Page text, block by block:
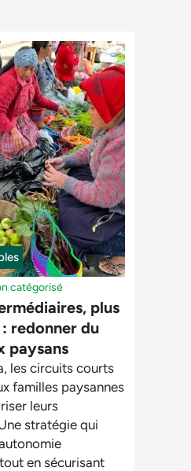
catégorisé
plus
redonner du
paysans
les circuits courts
familles paysannes
leurs
stratégie qui
en sécurisant